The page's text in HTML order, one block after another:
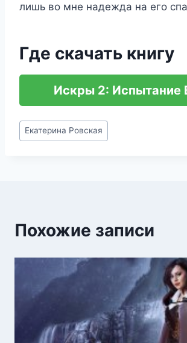
лишь во мне надежда на его
Где скачать книгу
Искры 2: Испытание
Метки
записи:
Екатерина Ровская
Похожие записи